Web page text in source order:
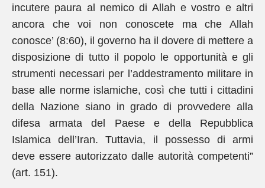
incutere paura al nemico di Allah e vostro e altri
ancora che voi non conoscete ma che Allah
conosce’ (8:60), il governo ha il dovere di mettere a
disposizione di tutto il popolo le opportunità e gli
strumenti necessari per l’addestramento militare in
base alle norme islamiche, così che tutti i cittadini
della Nazione siano in grado di provvedere alla
difesa armata del Paese e della Repubblica
Islamica dell’Iran. Tuttavia, il possesso di armi
deve essere autorizzato dalle autorità competenti”
(art. 151).